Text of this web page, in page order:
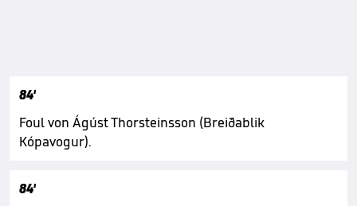
84'
Foul von Ágúst Thorsteinsson (Breiðablik
Kópavogur).
84'